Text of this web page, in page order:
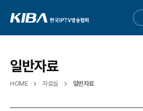
일반자료
HOME 자료실 일반자료